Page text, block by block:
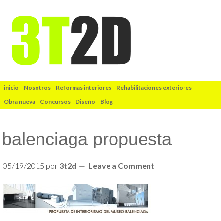
inicio Nosotros Reformas interiores
Rehabilitaciones exteriores
Obra nueva
Concursos Diseño Blog
balenciaga propuesta
05/19/2015 por 3t2d Leave a Comment